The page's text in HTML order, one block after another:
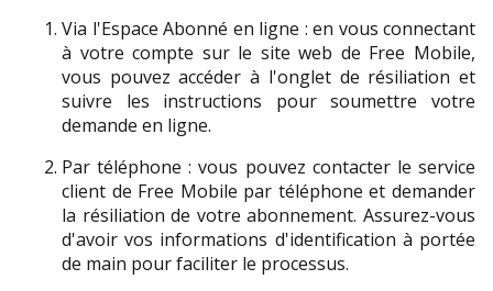
Via l'Espace Abonné en ligne : en vous connectant
à votre compte sur le site web de Free Mobile,
vous pouvez accéder à l'onglet de résiliation et
suivre les instructions pour soumettre votre
demande en ligne.
Par téléphone : vous pouvez contacter le service
client de Free Mobile par téléphone et demander
la résiliation de votre abonnement. Assurez-vous
d'avoir vos informations d'identification à portée
de main pour faciliter le processus.